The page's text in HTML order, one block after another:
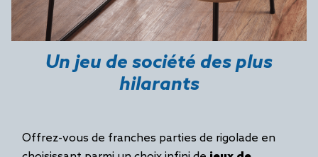
Un jeu de société des plus
hilarants
Offrez-vous de franches parties de rigolade en